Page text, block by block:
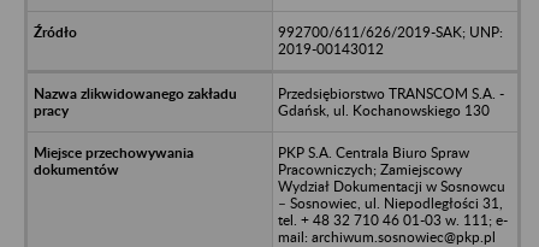
992700/611/626/2019-SAK; UNP:
2019-00143012
Przedsiębiorstwo TRANSCOM S.A. -
Gdańsk, ul. Kochanowskiego 130
PKP S.A. Centrala Biuro Spraw
Pracowniczych; Zamiejscowy
Wydział Dokumentacji w Sosnowcu
– Sosnowiec, ul. Niepodległości 31,
tel. + 48 32 710 46 01-03 w. 111; e-
mail: archiwum.sosnowiec@pkp.pl